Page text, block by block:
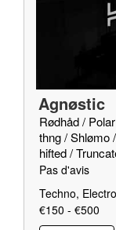
Agnøstic
Rødhåd /
thng / Shlømo
hifted /
Pas d'avis
Techno,
€150 - €500